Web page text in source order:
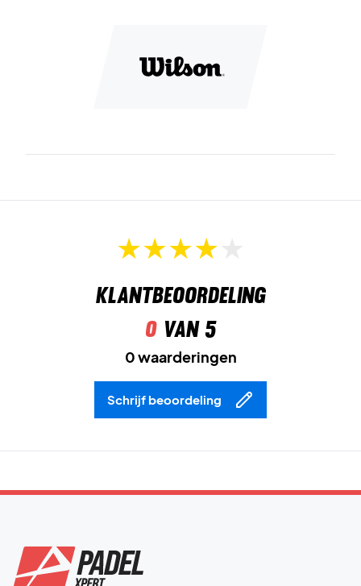
Klantbeoordeling
0van 5
0 waarderingen
Schrijf beoordeling